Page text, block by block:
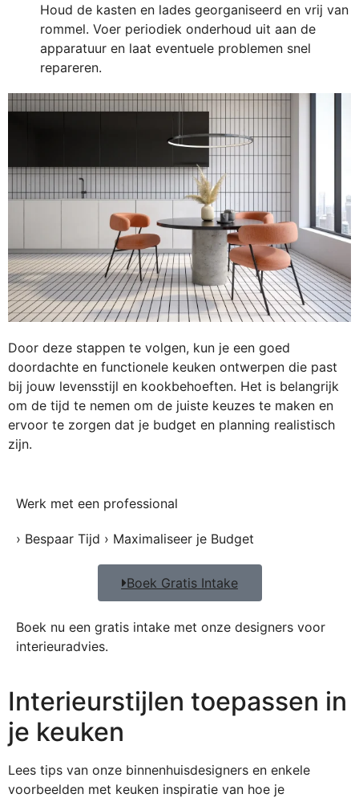
Houd de kasten en lades georganiseerd en vrij van
rommel. Voer periodiek onderhoud uit aan de
apparatuur en laat eventuele problemen snel
repareren.
Door deze stappen te volgen, kun je een goed
doordachte en functionele keuken ontwerpen die past
bij jouw levensstijl en kookbehoeften. Het is belangrijk
om de tijd te nemen om de juiste keuzes te maken en
ervoor te zorgen dat je budget en planning realistisch
zijn.
Werk met een professional
› Bespaar Tijd › Maximaliseer je Budget
Boek Gratis Intake
Boek nu een gratis intake met onze designers voor
interieuradvies.
Interieur­stijlen toe­passen in
je keuken
Lees tips van onze binnenhuisdesigners en enkele
voorbeelden met keuken inspiratie van hoe je